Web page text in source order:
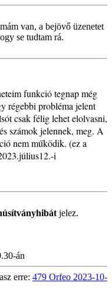
van, a bejövő üzenetet
se tudtam rá.
funkció tegnap még
régebbi probléma jelent
csak félig lehet elolvasni,
számok jelennek, meg. A
nem működik. (ez a
i
jelez.
án
erre: 479 Orfeo 2023-10-